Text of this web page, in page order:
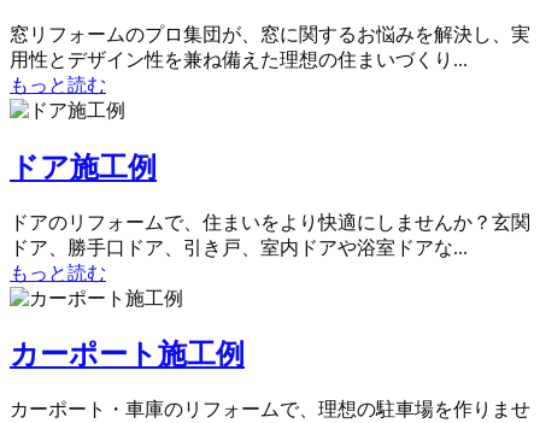
窓リフォームのプロ集団が、窓に関するお悩みを解決し、実
用性とデザイン性を兼ね備えた理想の住まいづくり...
もっと読む
ドア施工例
ドアのリフォームで、住まいをより快適にしませんか？玄関
ドア、勝手口ドア、引き戸、室内ドアや浴室ドアな...
もっと読む
カーポート施工例
カーポート・車庫のリフォームで、理想の駐車場を作りませ